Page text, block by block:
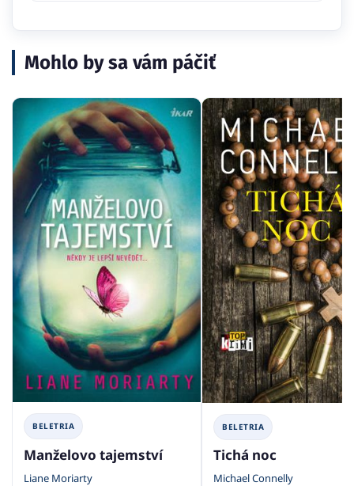
Mohlo by sa vám páčiť
BELETRIA
Manželovo tajemství
Liane Moriarty
BELETRIA
Tichá noc
Michael Connelly